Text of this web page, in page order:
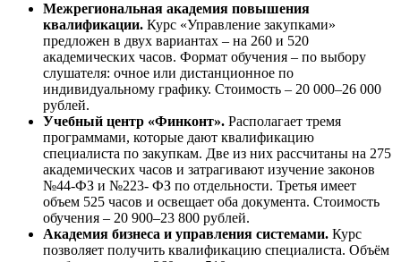
Межрегиональная академия повышения
квалификации. Курс «Управление закупками»
предложен в двух вариантах – на 260 и 520
академических часов. Формат обучения – по выбору
слушателя: очное или дистанционное по
индивидуальному графику. Стоимость – 20 000–26 000
рублей.
Учебный центр «Финконт». Располагает тремя
программами, которые дают квалификацию
специалиста по закупкам. Две из них рассчитаны на 275
академических часов и затрагивают изучение законов
№44-ФЗ и №223- ФЗ по отдельности. Третья имеет
объем 525 часов и освещает оба документа. Стоимость
обучения – 20 900–23 800 рублей.
Академия бизнеса и управления системами. Курс
позволяет получить квалификацию специалиста. Объём